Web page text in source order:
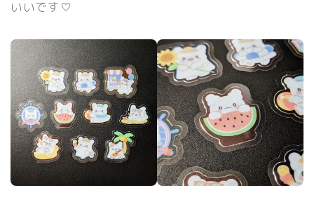
いいです♡